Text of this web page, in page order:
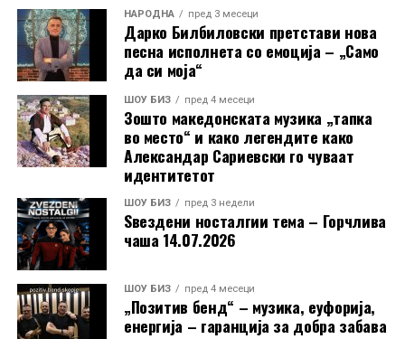
приказни од мојот живот и кариерата. За жал, сè
уште не се преведени на македонски јазик“, вели
таа.
РЕКЛАМА
НАРОДНА пред 3 месеци
Дарко Билбиловски претстави нова
песна исполнета со емоција – „Само
да си моја“
ШОУ БИЗ пред 4 месеци
Зошто македонската музика „тапка
во место“ и како легендите како
Александар Сариевски го чуваат
идентитетот
ШОУ БИЗ пред 3 недели
Ѕвездени носталгии тема – Горчлива
чаша 14.07.2026
ШОУ БИЗ пред 4 месеци
„Позитив бенд“ – музика, еуфорија,
енергија – гаранција за добра забава